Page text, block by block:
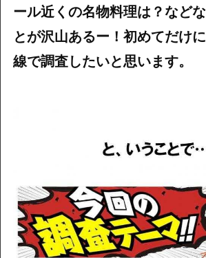
ール近くの名物料理は？など
とが沢山あるー！初めてだけ
線で調査したいと思います。